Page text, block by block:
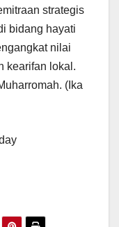
strategis
bidang hayati
nilai
kearifan lokal.
(Ika